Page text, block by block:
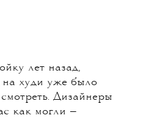
лет назад,
худи уже было
Дизайнеры
как могли —